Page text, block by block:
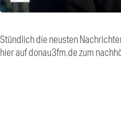
Stündlich die neusten
hier auf donau3fm.de zum